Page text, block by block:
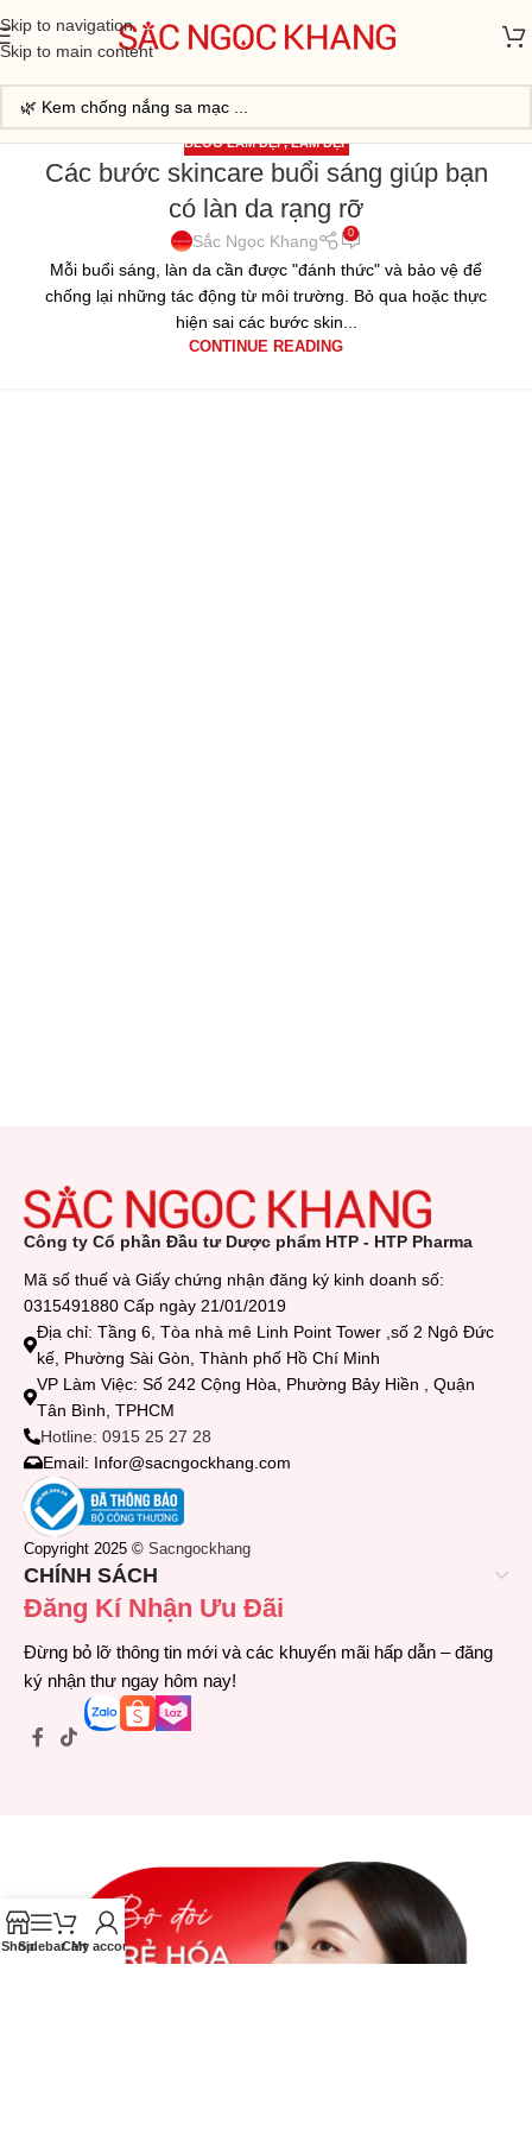
Skip to navigation
Skip to main content
BLOG LÀM ĐẸP,LÀM ĐẸP
Các bước skincare buổi sáng giúp bạn
có làn da rạng rỡ
Sắc Ngọc Khang 0
Mỗi buổi sáng, làn da cần được "đánh thức" và bảo vệ để
chống lại những tác động từ môi trường. Bỏ qua hoặc thực
hiện sai các bước skin...
CONTINUE READING
Công ty Cổ phần Đầu tư Dược phẩm HTP - HTP Pharma
Mã số thuế và Giấy chứng nhận đăng ký kinh doanh số:
0315491880 Cấp ngày 21/01/2019
Địa chỉ: Tầng 6, Tòa nhà mê Linh Point Tower ,số 2 Ngô Đức
kế, Phường Sài Gòn, Thành phố Hồ Chí Minh
VP Làm Việc: Số 242 Cộng Hòa, Phường Bảy Hiền , Quận
Tân Bình, TPHCM
Hotline: 0915 25 27 28
Email: Infor@sacngockhang.com
Copyright 2025 © Sacngockhang
CHÍNH SÁCH
Đăng Kí Nhận Ưu Đãi
Đừng bỏ lỡ thông tin mới và các khuyến mãi hấp dẫn – đăng
ký nhận thư ngay hôm nay!
ShopSidebarCart
My account